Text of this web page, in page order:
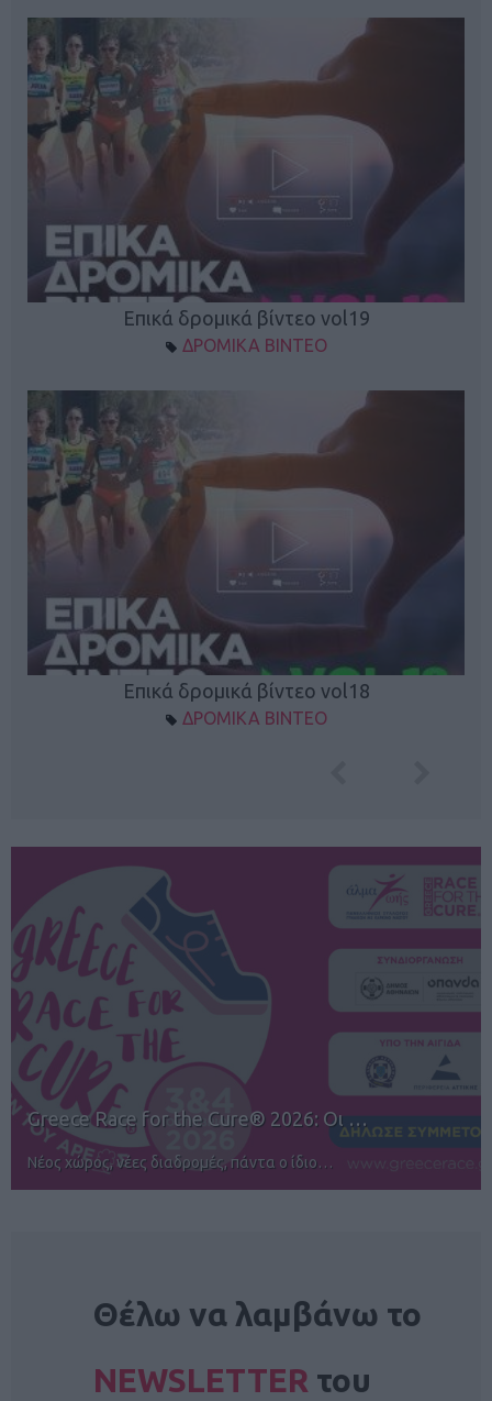
Επικά δρομικά βίντεο vol19
ΔΡΟΜΙΚΑ ΒΙΝΤΕΟ
Επικά δρομικά βίντεο vol18
ΔΡΟΜΙΚΑ ΒΙΝΤΕΟ
2026: Οι …
ο ίδιο…
12ος TUI Rhodes
Αγώνες για όλους στην Ρόδο
Θέλω να λαμβάνω το
NEWSLETTER του